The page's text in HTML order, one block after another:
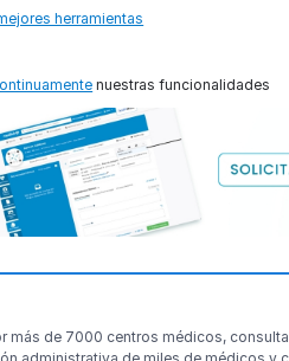
herramientas
nuestras funcionalidades
más de 7000 centros médicos,